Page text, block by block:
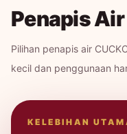
Penapis Air
Pilihan penapis air
kecil dan penggunaan
KELEBIHAN